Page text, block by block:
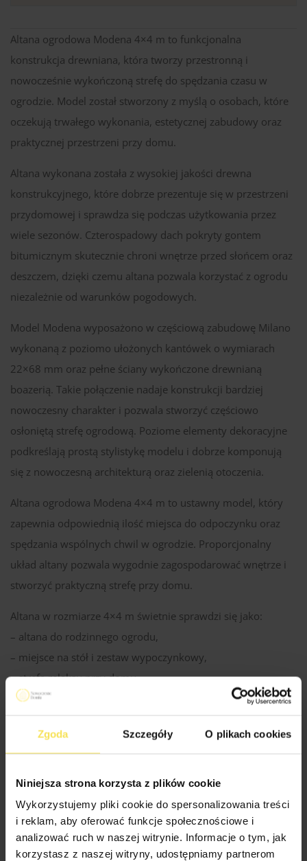
Zgoda Szczegóły O plikach cookies
Niniejsza strona korzysta z plików cookie
Wykorzystujemy pliki cookie do spersonalizowania treści
i reklam, aby oferować funkcje społecznościowe i
analizować ruch w naszej witrynie. Informacje o tym, jak
korzystasz z naszej witryny, udostępniamy partnerom
Altana ogrodowa Modena 4×4 m to funkcjonalna
konstrukcja drewniana, która tworzy przestronną i
nowocześnie wykończoną strefę do spędzania czasu w
ogrodzie. Model został stworzony z myślą o osobach, które
oczekują trwałego wykonania, estetycznej zabudowy oraz
praktycznej przestrzeni przy domu.
Altana wykonana została z wysokiej jakości drewna
konstrukcyjnego, które dobrze prezentuje się w przestrzeni
przydomowej i sprawdza się podczas użytkowania przez
wiele sezonów. Czterospadowy dach pokryty gontem
bitumicznym skutecznie chroni wnętrze przed słońcem oraz
deszczem, dzięki czemu altana pozwala korzystać z ogrodu
niezależnie od warunków pogodowych.
Model Modena wyposażono w częściową zabudowę Milano
wykonaną z poziomo ułożonych kantówek o wymiarach
22×68 mm oraz pełne ściany wykończone drewnianą
boazerią. Takie połączenie nadaje konstrukcji bardziej
nowoczesny charakter i pozwala stworzyć częściowo
osłoniętą strefę ogrodową. Poziome elementy dekoracyjne
podkreślają prostą stylistykę modelu i dobrze komponują
się z nowoczesną architekturą oraz zielenią otoczenia.
Altana ogrodowa Modena 4×4 m to ustawny model, który
zapewnia odpowiednią ilość miejsca do odpoczynku oraz
spędzania wspólnych chwil w ogrodzie. Proporcjonalny
układ altany pozwala wygodnie zagospodarować wnętrze i
stworzyć praktyczną strefę przy domu.
Altana w rozmiarze 4×4 m świetnie sprawdzi się jako:
– altana do rodzinnego ogrodu,
– miejsce na stół i zestaw wypoczynkowy,
– strefa relaksu przy domu,
– przestrzeń do spędzania czasu na świeżym powietrzu.
Modena dobrze komponuje się z otoczeniem i nadaje
przestrzeni ogrodu bardziej nowoczesny oraz
Specyfikacja Techniczna Altan